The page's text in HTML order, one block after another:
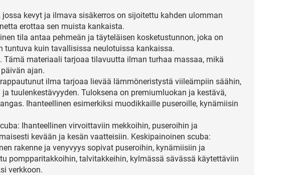
kevyt ja ilmava sisäkerros on sijoitettu kahden ulomman
erottaa sen muista kankaista.
tila antaa pehmeän ja täyteläisen kosketustunnon, joka on
kuin tavallisissa neulotuissa kankaissa.
materiaali tarjoaa tilavuutta ilman turhaa massaa, mikä
ajan.
ilma tarjoaa lievää lämmöneristystä viileämpiin säähin,
tuulenkestävyyden. Tuloksena on premiumluokan ja kestävä,
Ihanteellinen esimerkiksi muodikkaille puseroille, kynämiisin
Ihanteellinen virvoittaviin mekkoihin, puseroihin ja
kevään ja kesän vaatteisiin. Keskipainoinen scuba:
rakenne ja venyvyys sopivat puseroihin, kynämiisiin ja
pompparitakkoihin, talvitakkeihin, kylmässä sävässä käytettäviin
verkkoon.